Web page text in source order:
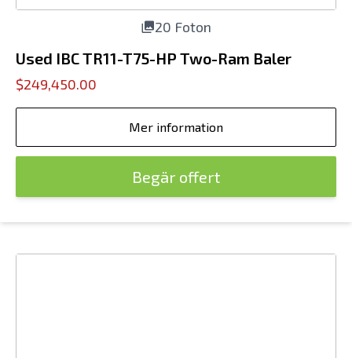
20 Foton
Used IBC TR11-T75-HP Two-Ram Baler
$249,450.00
Mer information
Begär offert